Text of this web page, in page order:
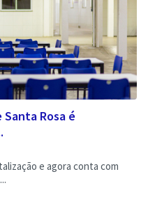
Rosa é
e agora conta com